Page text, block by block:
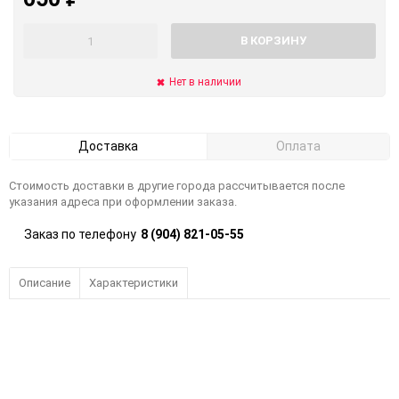
В КОРЗИНУ
Нет в наличии
Доставка Оплата
Стоимость доставки в другие города рассчитывается после
указания адреса при оформлении заказа.
Заказ по телефону 8 (904) 821-05-55
Описание Характеристики